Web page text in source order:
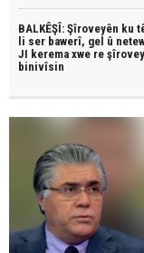
BALKÊŞÎ: Şîroveyên ku
li ser bawerî, gel û
JI kerema xwe re
binivîsin